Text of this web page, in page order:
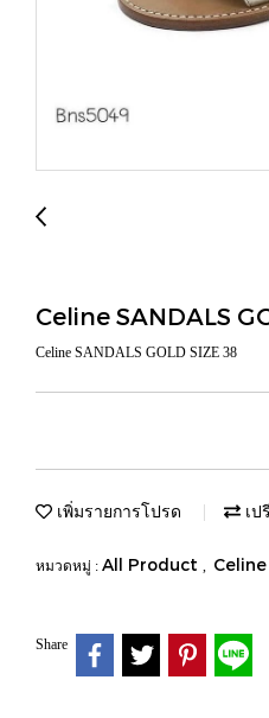
Celine SANDALS
Celine SANDALS GOLD SIZE 38
เพิ่มรายการโปรด เป
หมวดหมู่ : All Product , Celine
Share